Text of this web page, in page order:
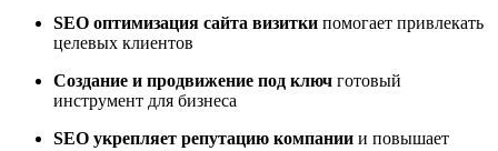
SEO оптимизация сайта визитки помогает привлекать
целевых клиентов
Создание и продвижение под ключ готовый
инструмент для бизнеса
SEO укрепляет репутацию компании и повышает